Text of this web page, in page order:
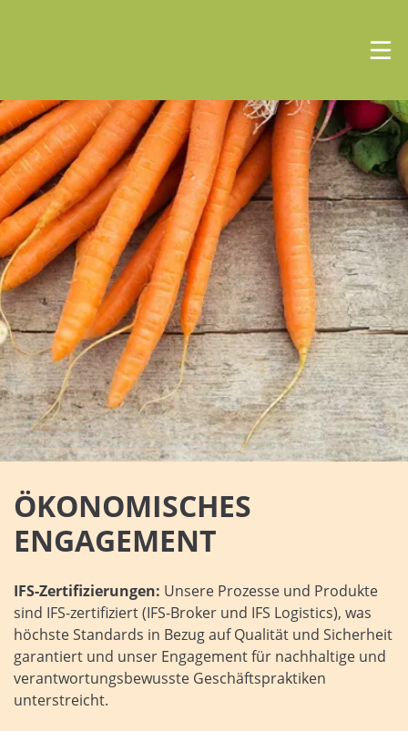
ÖKONOMISCHES
ENGAGEMENT
IFS-Zertifizierungen: Unsere Prozesse und Produkte
sind IFS-zertifiziert (IFS-Broker und IFS Logistics), was
höchste Standards in Bezug auf Qualität und Sicherheit
garantiert und unser Engagement für nachhaltige und
verantwortungsbewusste Geschäftspraktiken
unterstreicht.